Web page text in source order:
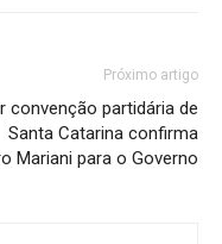
Próximo artigo
convenção partidária de
Santa Catarina confirma
Mariani para o Governo